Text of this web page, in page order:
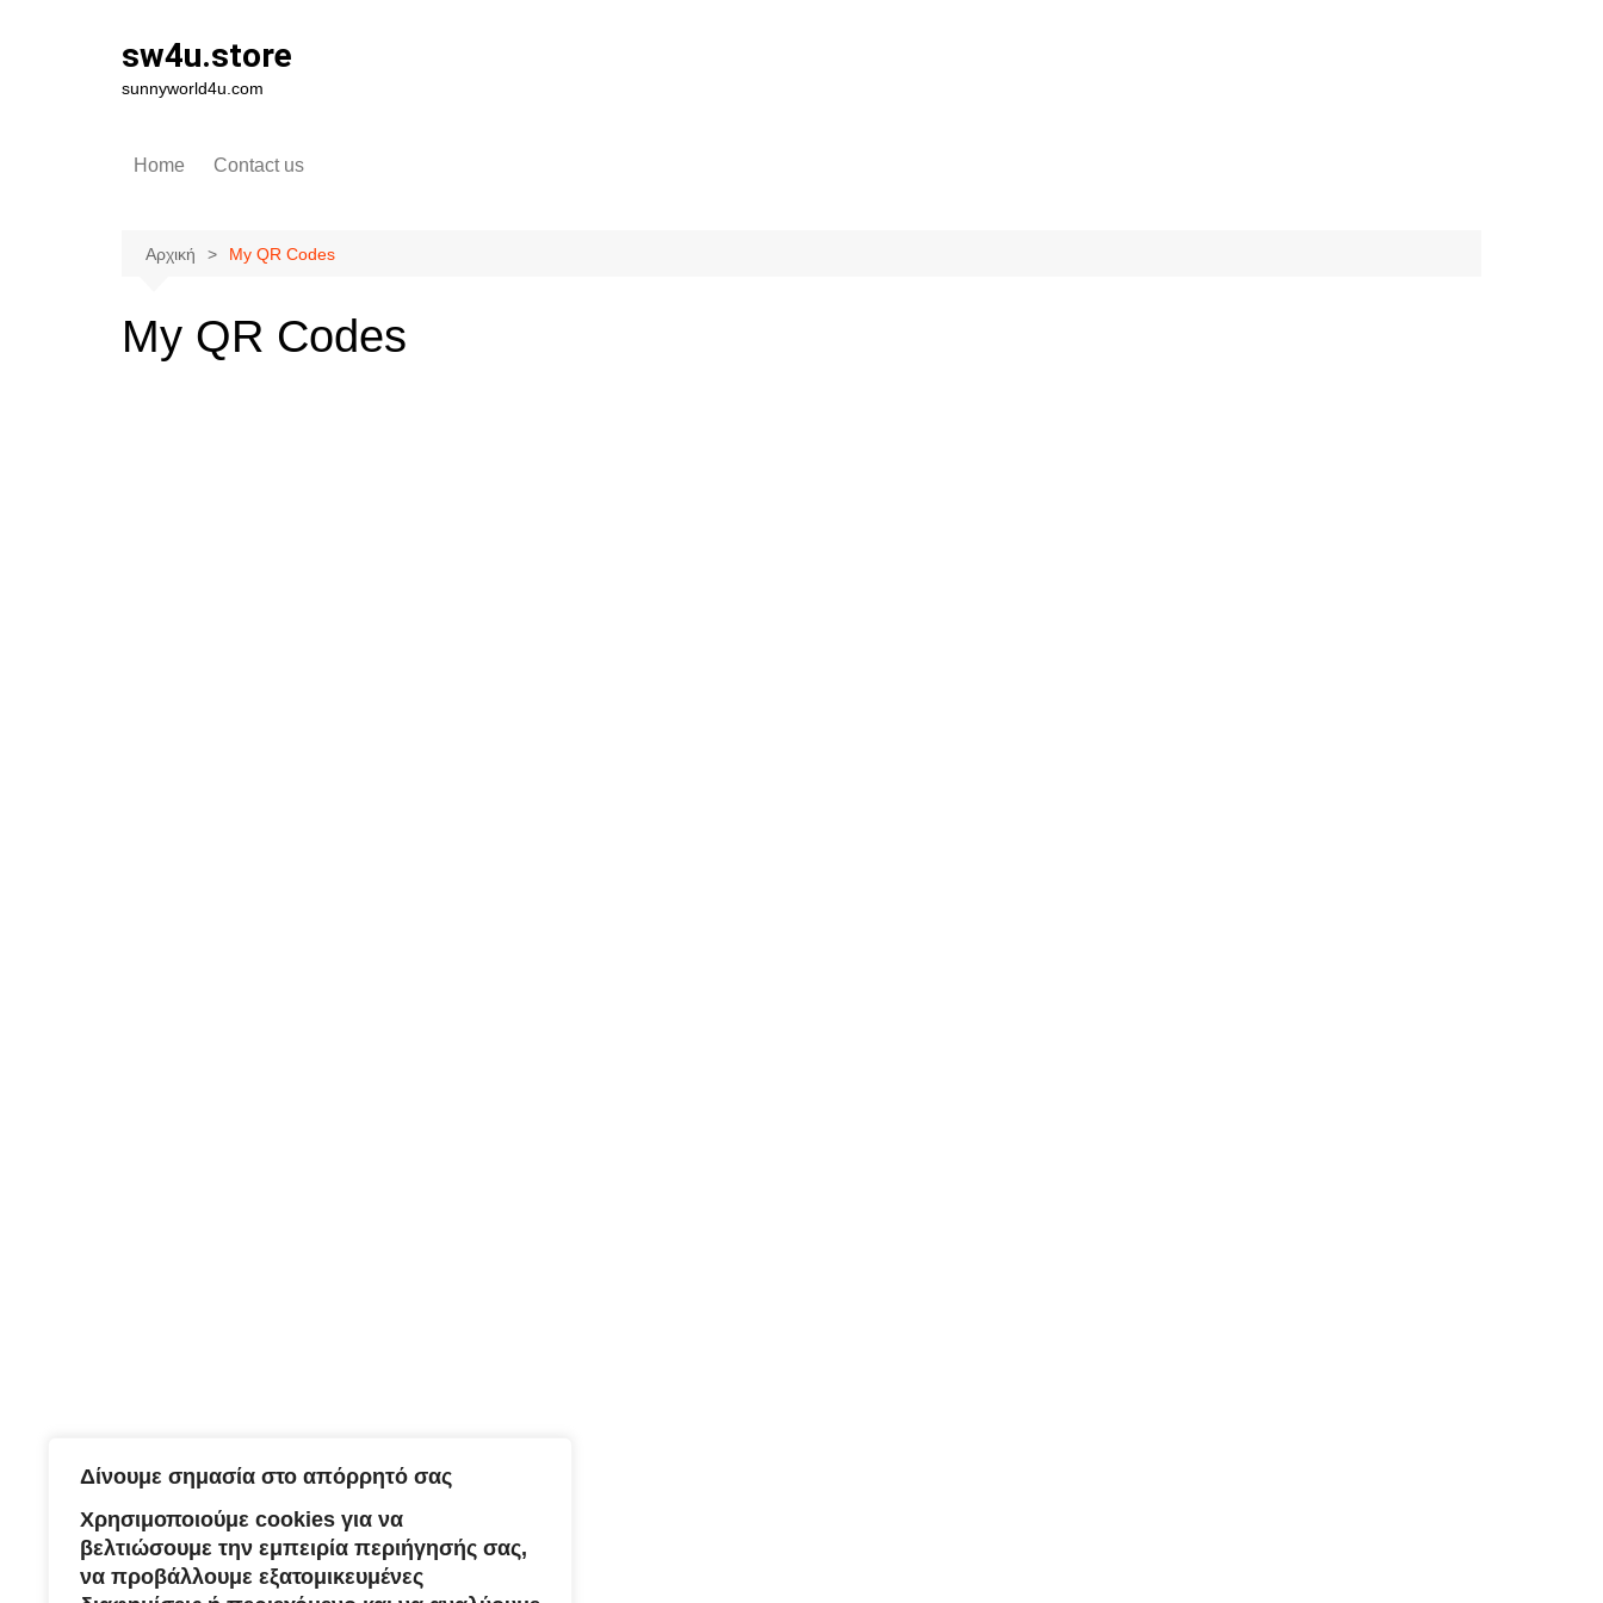
Δίνουμε σημασία στο απόρρητό σας
Χρησιμοποιούμε cookies για να
βελτιώσουμε την εμπειρία περιήγησής σας,
να προβάλλουμε εξατομικευμένες
sw4u.store
sunnyworld4u.com
Home Contact us
Αρχική My QR Codes
My QR Codes